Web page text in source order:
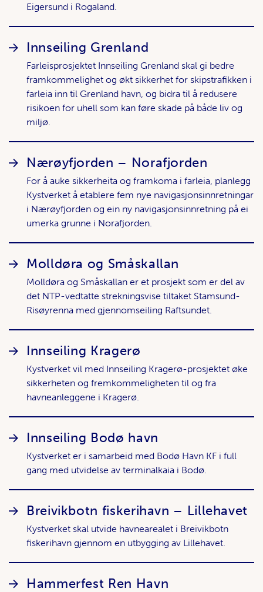
Eigersund i Rogaland.
Innseiling Grenland
Farleisprosjektet Innseiling Grenland skal gi bedre
framkommelighet og økt sikkerhet for skipstrafikken i
farleia inn til Grenland havn, og bidra til å redusere
risikoen for uhell som kan føre skade på både liv og
miljø.
Nærøyfjorden – Norafjorden
For å auke sikkerheita og framkoma i farleia, planlegg
Kystverket å etablere fem nye navigasjonsinnretningar
i Nærøyfjorden og ein ny navigasjonsinnretning på ei
umerka grunne i Norafjorden.
Molldøra og Småskallan
Molldøra og Småskallan er et prosjekt som er del av
det NTP-vedtatte strekningsvise tiltaket Stamsund-
Risøyrenna med gjennomseiling Raftsundet.
Innseiling Kragerø
Kystverket vil med Innseiling Kragerø-prosjektet øke
sikkerheten og fremkommeligheten til og fra
havneanleggene i Kragerø.
Innseiling Bodø havn
Kystverket er i samarbeid med Bodø Havn KF i full
gang med utvidelse av terminalkaia i Bodø.
Breivikbotn fiskerihavn – Lillehavet
Kystverket skal utvide havnearealet i Breivikbotn
fiskerihavn gjennom en utbygging av Lillehavet.
Hammerfest Ren Havn